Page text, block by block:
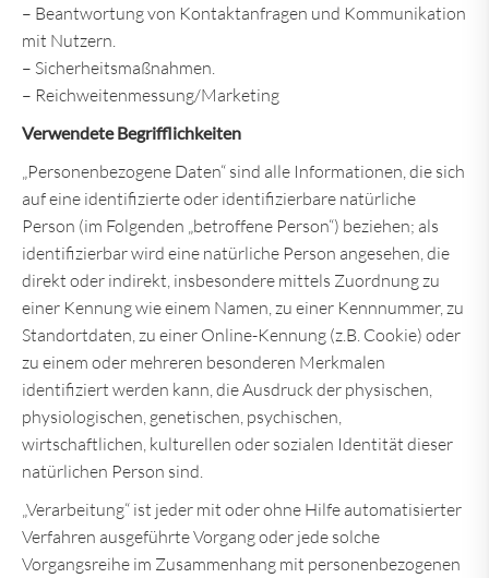
– Beantwortung von Kontaktanfragen und Kommunikation
mit Nutzern.
– Sicherheitsmaßnahmen.
– Reichweitenmessung/Marketing
Verwendete Begrifflichkeiten
„Personenbezogene Daten“ sind alle Informationen, die sich
auf eine identifizierte oder identifizierbare natürliche
Person (im Folgenden „betroffene Person“) beziehen; als
identifizierbar wird eine natürliche Person angesehen, die
direkt oder indirekt, insbesondere mittels Zuordnung zu
einer Kennung wie einem Namen, zu einer Kennnummer, zu
Standortdaten, zu einer Online-Kennung (z.B. Cookie) oder
zu einem oder mehreren besonderen Merkmalen
identifiziert werden kann, die Ausdruck der physischen,
physiologischen, genetischen, psychischen,
wirtschaftlichen, kulturellen oder sozialen Identität dieser
natürlichen Person sind.
„Verarbeitung“ ist jeder mit oder ohne Hilfe automatisierter
Verfahren ausgeführte Vorgang oder jede solche
Vorgangsreihe im Zusammenhang mit personenbezogenen